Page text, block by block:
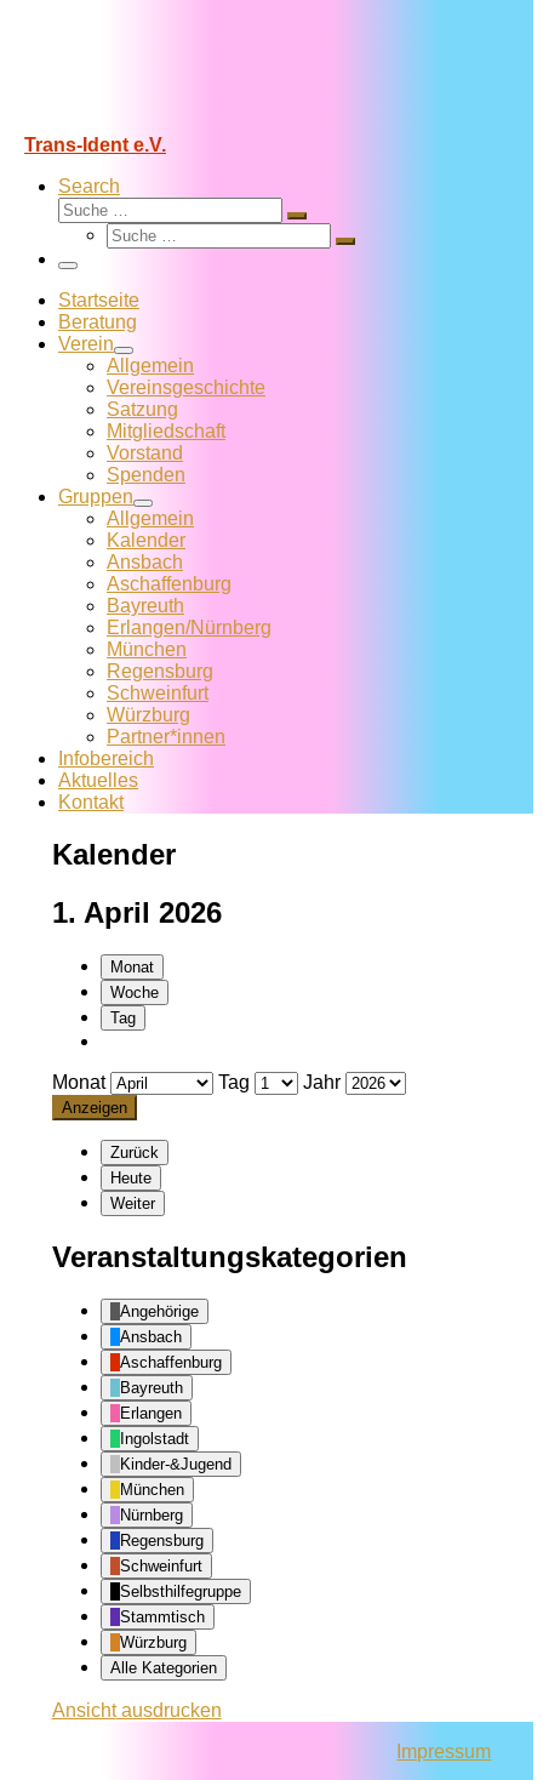
Trans-Ident e.V.
Search
Suche
Suche
Suche
Suche
Menü
Startseite
Beratung
Verein
Allgemein
Vereins­geschichte
Satzung
Mitglied­schaft
Vorstand
Spenden
Gruppen
Allgemein
Kalender
Ansbach
Aschaffenburg
Bayreuth
Erlangen/Nürnberg
München
Regensburg
Schweinfurt
Würzburg
Partner*innen
Infobereich
Aktuelles
Kontakt
Kalender
1. April 2026
Monat
Woche
Tag
Monat Tag Jahr
Zurück
Heute
Weiter
Veranstaltungskategorien
Angehörige
Ansbach
Aschaffenburg
Bayreuth
Erlangen
Ingolstadt
Kinder-&Jugend
München
Nürnberg
Regensburg
Schweinfurt
Selbsthilfegruppe
Stammtisch
Würzburg
Alle Kategorien
Ansichtausdrucken
Impressum